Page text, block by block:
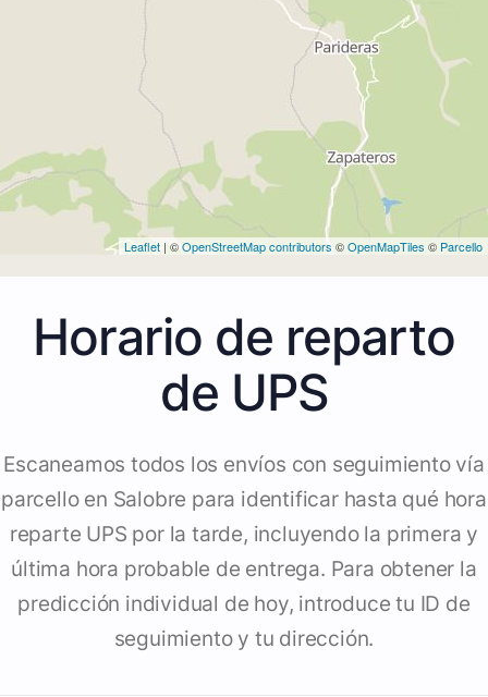
Leaflet | ©OpenStreetMap contributors ©OpenMapTiles © Parcello
Horario de reparto
de UPS
Escaneamos todos los envíos con seguimiento vía
parcello en Salobre para identificar hasta qué hora
reparte UPS por la tarde, incluyendo la primera y
última hora probable de entrega. Para obtener la
predicción individual de hoy, introduce tu ID de
seguimiento y tu dirección.